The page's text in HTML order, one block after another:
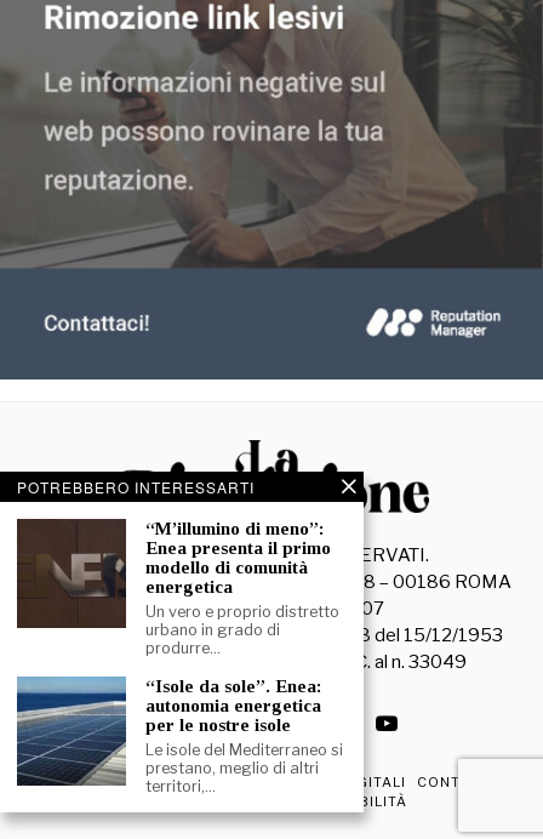
© 2026- TUTTI I DIRITTI RISERVATI.
La Discussione S.r.l. – Piazza Capranica, 78 – 00186 ROMA
C.F. e P. IVA 15045971007
Registrazione Tribunale di Roma n. 3628 del 15/12/1953
La società editrice è iscritta al R.O.C. al n. 33049
PRIVACY & COOKIE POLICY EDIZIONI DIGITALI
CONTATTI
DICHIARAZIONE DI ACCESSIBILITÀ
POTREBBERO INTERESSARTI
“M’illumino di meno”:
Enea presenta il primo
modello di comunità
energetica
Un vero e proprio distretto
urbano in grado di
produrre…
“Isole da sole”. Enea:
autonomia energetica
per le nostre isole
Le isole del Mediterraneo si
prestano, meglio di altri
territori,…